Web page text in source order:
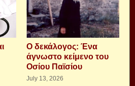
Ο δεκάλογος: Ένα
άγνωστο κείμενο του
Οσίου Παϊσίου
July 13, 2026